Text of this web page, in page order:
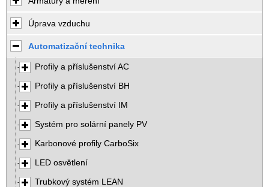
Úprava vzduchu
Automatizační technika
Profily a příslušenství AC
Profily a příslušenství BH
Profily a příslušenství IM
Systém pro solární panely PV
Karbonové profily CarboSix
LED osvětlení
Trubkový systém LEAN